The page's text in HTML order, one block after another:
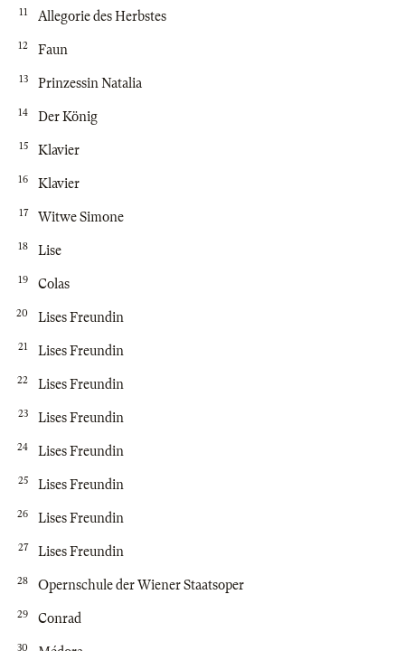
11 Allegorie des Herbstes
12 Faun
13 Prinzessin Natalia
14 Der König
15 Klavier
16 Klavier
17 Witwe Simone
18 Lise
19 Colas
20 Lises Freundin
21 Lises Freundin
22 Lises Freundin
23 Lises Freundin
24 Lises Freundin
25 Lises Freundin
26 Lises Freundin
27 Lises Freundin
28 Opernschule der Wiener Staatsoper
29 Conrad
30